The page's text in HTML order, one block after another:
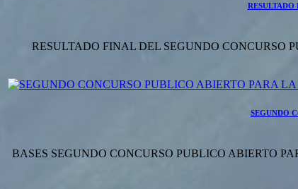
RESULTADO
RESULTADO FINAL DEL SEGUNDO CONCURSO
SEGUNDO
BASES SEGUNDO CONCURSO PUBLICO ABIERTO